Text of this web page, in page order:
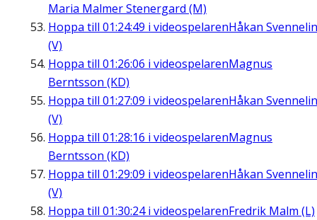
Maria Malmer Stenergard (M)
Hoppa till 01:24:49 i videospelarenHåkan
(V)
Hoppa till 01:26:06 i videospelarenMagnus
Berntsson (KD)
Hoppa till 01:27:09 i videospelarenHåkan
(V)
Hoppa till 01:28:16 i videospelarenMagnus
Berntsson (KD)
Hoppa till 01:29:09 i videospelarenHåkan
(V)
Hoppa till 01:30:24i videospelarenFredrik Malm (L)